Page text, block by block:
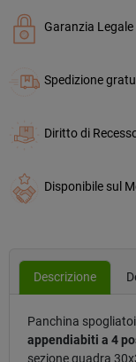
Garanzia
Spedizione
Diritto di
Disponibile sul
Descrizione
Panchina
appendiabiti a 4
sezione quadra